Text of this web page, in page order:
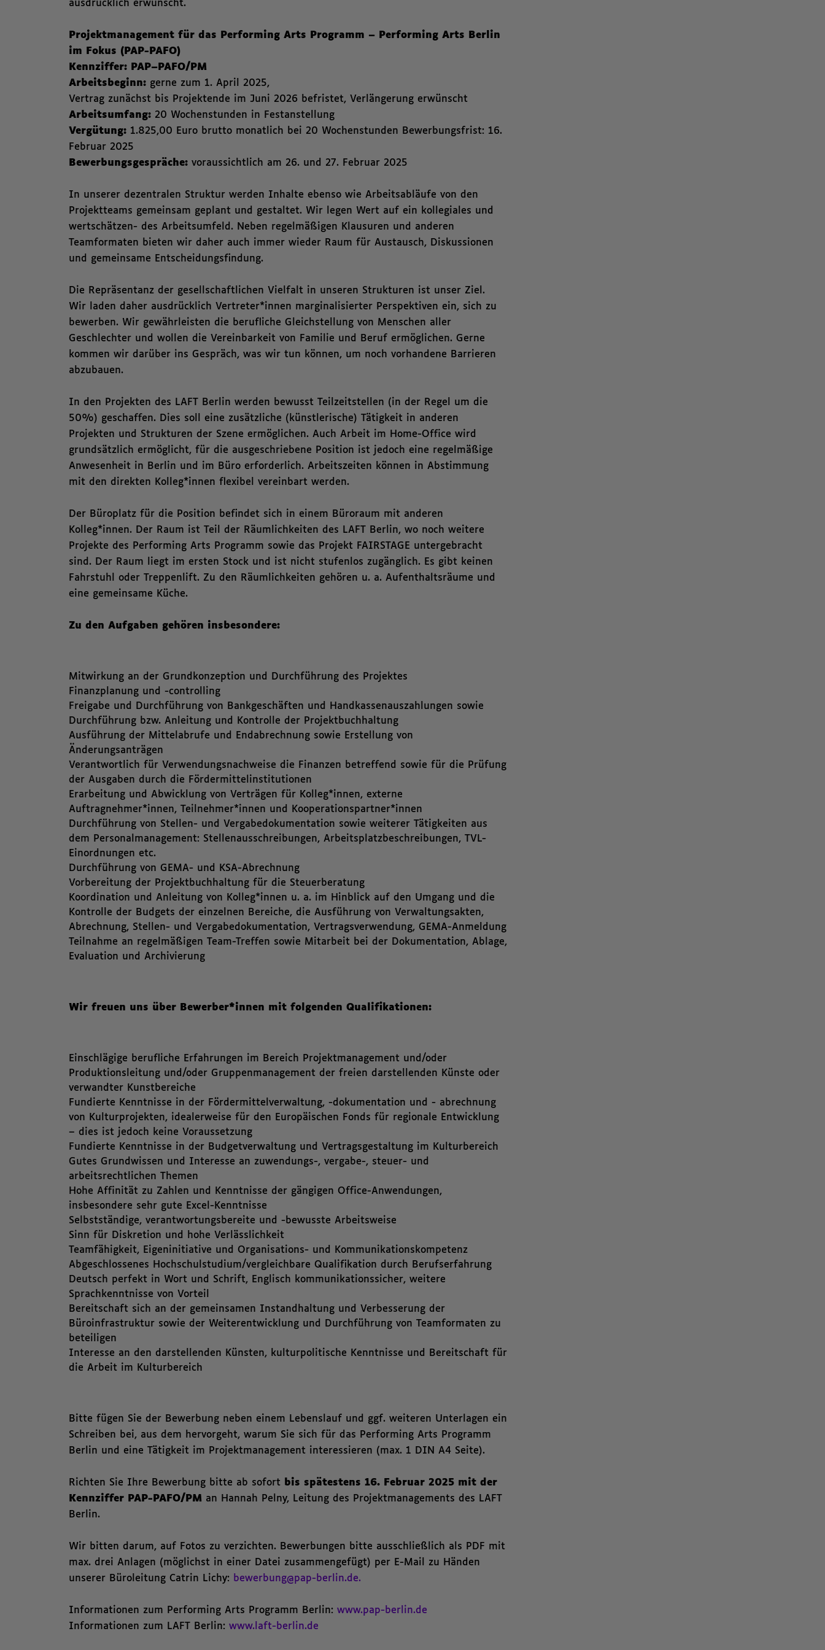
ausdrücklich erwünscht.
Projektmanagement für das Performing Arts Programm – Performing Arts Berlin
im Fokus (PAP-PAFO)
Kennziffer: PAP–PAFO/PM
Arbeitsbeginn: gerne zum 1. April 2025,
Vertrag zunächst bis Projektende im Juni 2026 befristet, Verlängerung erwünscht
Arbeitsumfang: 20 Wochenstunden in Festanstellung
Vergütung: 1.825,00 Euro brutto monatlich bei 20 Wochenstunden Bewerbungsfrist: 16.
Februar 2025
Bewerbungsgespräche: voraussichtlich am 26. und 27. Februar 2025
In unserer dezentralen Struktur werden Inhalte ebenso wie Arbeitsabläufe von den
Projektteams gemeinsam geplant und gestaltet. Wir legen Wert auf ein kollegiales und
wertschätzen- des Arbeitsumfeld. Neben regelmäßigen Klausuren und anderen
Teamformaten bieten wir daher auch immer wieder Raum für Austausch, Diskussionen
und gemeinsame Entscheidungsfindung.
Die Repräsentanz der gesellschaftlichen Vielfalt in unseren Strukturen ist unser Ziel.
Wir laden daher ausdrücklich Vertreter*innen marginalisierter Perspektiven ein, sich zu
bewerben. Wir gewährleisten die berufliche Gleichstellung von Menschen aller
Geschlechter und wollen die Vereinbarkeit von Familie und Beruf ermöglichen. Gerne
kommen wir darüber ins Gespräch, was wir tun können, um noch vorhandene Barrieren
abzubauen.
In den Projekten des LAFT Berlin werden bewusst Teilzeitstellen (in der Regel um die
50%) geschaffen. Dies soll eine zusätzliche (künstlerische) Tätigkeit in anderen
Projekten und Strukturen der Szene ermöglichen. Auch Arbeit im Home-Office wird
grundsätzlich ermöglicht, für die ausgeschriebene Position ist jedoch eine regelmäßige
Anwesenheit in Berlin und im Büro erforderlich. Arbeitszeiten können in Abstimmung
mit den direkten Kolleg*innen flexibel vereinbart werden.
Der Büroplatz für die Position befindet sich in einem Büroraum mit anderen
Kolleg*innen. Der Raum ist Teil der Räumlichkeiten des LAFT Berlin, wo noch weitere
Projekte des Performing Arts Programm sowie das Projekt FAIRSTAGE untergebracht
sind. Der Raum liegt im ersten Stock und ist nicht stufenlos zugänglich. Es gibt keinen
Fahrstuhl oder Treppenlift. Zu den Räumlichkeiten gehören u. a. Aufenthaltsräume und
eine gemeinsame Küche.
Zu den Aufgaben gehören insbesondere:
Mitwirkung an der Grundkonzeption und Durchführung des Projektes
Finanzplanung und -controlling
Freigabe und Durchführung von Bankgeschäften und Handkassenauszahlungen sowie
Durchführung bzw. Anleitung und Kontrolle der Projektbuchhaltung
Ausführung der Mittelabrufe und Endabrechnung sowie Erstellung von
Änderungsanträgen
Verantwortlich für Verwendungsnachweise die Finanzen betreffend sowie für die Prüfung
der Ausgaben durch die Fördermittelinstitutionen
Erarbeitung und Abwicklung von Verträgen für Kolleg*innen, externe
Auftragnehmer*innen, Teilnehmer*innen und Kooperationspartner*innen
Durchführung von Stellen- und Vergabedokumentation sowie weiterer Tätigkeiten aus
dem Personalmanagement: Stellenausschreibungen, Arbeitsplatzbeschreibungen, TVL-
Einordnungen etc.
Durchführung von GEMA- und KSA-Abrechnung
Vorbereitung der Projektbuchhaltung für die Steuerberatung
Koordination und Anleitung von Kolleg*innen u. a. im Hinblick auf den Umgang und die
Kontrolle der Budgets der einzelnen Bereiche, die Ausführung von Verwaltungsakten,
Abrechnung, Stellen- und Vergabedokumentation, Vertragsverwendung, GEMA-Anmeldung
Teilnahme an regelmäßigen Team-Treffen sowie Mitarbeit bei der Dokumentation, Ablage,
Evaluation und Archivierung
Wir freuen uns über Bewerber*innen mit folgenden Qualifikationen:
Einschlägige berufliche Erfahrungen im Bereich Projektmanagement und/oder
Produktionsleitung und/oder Gruppenmanagement der freien darstellenden Künste oder
verwandter Kunstbereiche
Fundierte Kenntnisse in der Fördermittelverwaltung, -dokumentation und - abrechnung
von Kulturprojekten, idealerweise für den Europäischen Fonds für regionale Entwicklung
– dies ist jedoch keine Voraussetzung
Fundierte Kenntnisse in der Budgetverwaltung und Vertragsgestaltung im Kulturbereich
Gutes Grundwissen und Interesse an zuwendungs-, vergabe-, steuer- und
arbeitsrechtlichen Themen
Hohe Affinität zu Zahlen und Kenntnisse der gängigen Office-Anwendungen,
insbesondere sehr gute Excel-Kenntnisse
Selbstständige, verantwortungsbereite und -bewusste Arbeitsweise
Sinn für Diskretion und hohe Verlässlichkeit
Teamfähigkeit, Eigeninitiative und Organisations- und Kommunikationskompetenz
Abgeschlossenes Hochschulstudium/vergleichbare Qualifikation durch Berufserfahrung
Deutsch perfekt in Wort und Schrift, Englisch kommunikationssicher, weitere
Sprachkenntnisse von Vorteil
Bereitschaft sich an der gemeinsamen Instandhaltung und Verbesserung der
Büroinfrastruktur sowie der Weiterentwicklung und Durchführung von Teamformaten zu
beteiligen
Interesse an den darstellenden Künsten, kulturpolitische Kenntnisse und Bereitschaft für
die Arbeit im Kulturbereich
Bitte fügen Sie der Bewerbung neben einem Lebenslauf und ggf. weiteren Unterlagen ein
Schreiben bei, aus dem hervorgeht, warum Sie sich für das Performing Arts Programm
Berlin und eine Tätigkeit im Projektmanagement interessieren (max. 1 DIN A4 Seite).
Richten Sie Ihre Bewerbung bitte ab sofort bis spätestens 16. Februar 2025 mit der
Kennziffer PAP-PAFO/PM an Hannah Pelny, Leitung des Projektmanagements des LAFT
Berlin.
Wir bitten darum, auf Fotos zu verzichten. Bewerbungen bitte ausschließlich als PDF mit
max. drei Anlagen (möglichst in einer Datei zusammengefügt) per E-Mail zu Händen
unserer Büroleitung Catrin Lichy: bewerbung@pap-berlin.de.
Informationen zum Performing Arts Programm Berlin: www.pap-berlin.de
Informationen zum LAFT Berlin: www.laft-berlin.de